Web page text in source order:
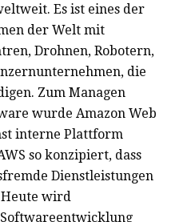
Es ist eines der
der Welt mit
Drohnen, Robotern,
die
Zum Managen
wurde Amazon Web
interne Plattform
so konzipiert, dass
Dienstleistungen
wird